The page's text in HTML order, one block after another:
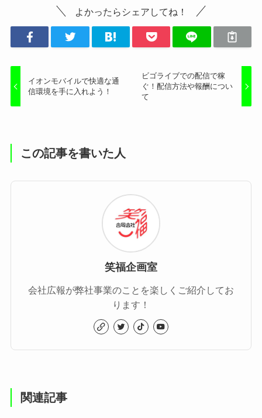
よかったらシェアしてね！
イオンモバイルで快適な通
信環境を手に入れよう！
ビゴライブでの配信で稼
ぐ！配信方法や報酬につい
て
この記事を書いた人
笑福企画室
会社広報が弊社事業のことを楽しくご紹介してお
ります！
関連記事